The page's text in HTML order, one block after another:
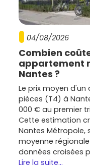
04/08/2026
Combien
appartement
Nantes ?
Le prix moyen
pièces (T4) à
000 € au premier
Cette estimation
Nantes Métropole,
moyenne
données croisées
Lire la suite...